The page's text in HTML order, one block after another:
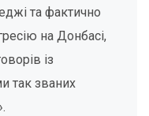
та фактично
на Донбасі,
із
так званих